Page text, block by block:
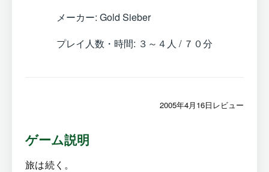
メーカー: Gold Sieber
プレイ人数・時間: ３～４人 / ７０分
2005年4月16日レビュー
ゲーム説明
旅は続く。